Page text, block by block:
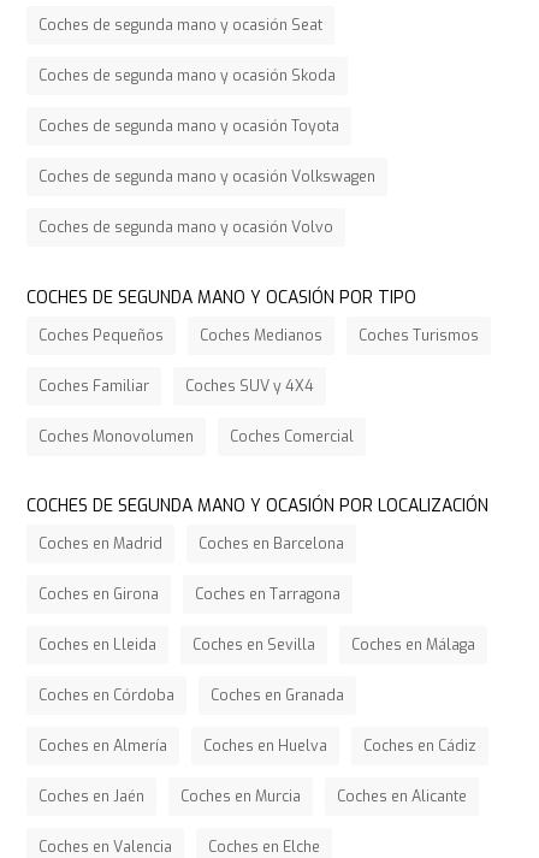
Coches de segunda mano y ocasión Seat
Coches de segunda mano y ocasión Skoda
Coches de segunda mano y ocasión Toyota
Coches de segunda mano y ocasión Volkswagen
Coches de segunda mano y ocasión Volvo
COCHES DE SEGUNDA MANO Y OCASIÓN POR TIPO
Coches Pequeños Coches Medianos Coches Turismos
Coches Familiar Coches SUV y 4X4
Coches Monovolumen Coches Comercial
COCHES DE SEGUNDA MANO Y OCASIÓN POR LOCALIZACIÓN
Coches en Madrid Coches en Barcelona
Coches en Girona Coches en Tarragona
Coches en Lleida Coches en Sevilla Coches en Málaga
Coches en Córdoba Coches en Granada
Coches en Almería Coches en Huelva Coches en Cádiz
Coches en Jaén Coches en Murcia Coches en Alicante
Coches en Valencia Coches en Elche